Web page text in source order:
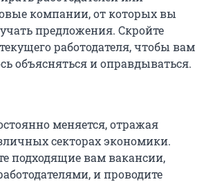
компании, от которых вы
предложения. Скройте
работодателя, чтобы вам
объясняться и оправдываться.
меняется, отражая
секторах экономики.
подходящие вам вакансии,
и проводите